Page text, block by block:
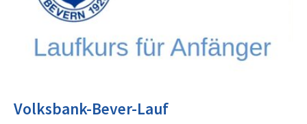
Volksbank-Bever-Lauf